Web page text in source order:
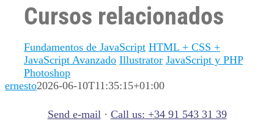
Cursos relacionados
Fundamentos de JavaScript HTML + CSS +
JavaScript Avanzado Illustrator JavaScript y PHP
Photoshop
ernesto2026-06-10T11:35:15+01:00
Send e-mail · Call us: +34 91 543 31 39